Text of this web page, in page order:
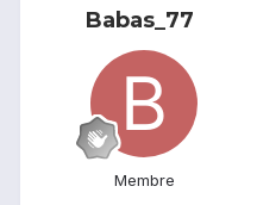
Babas_77
Membre